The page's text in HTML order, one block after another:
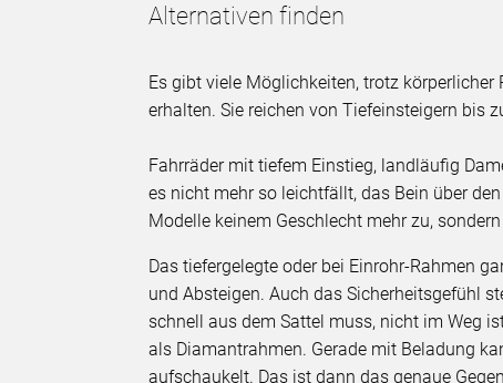
Alternativen finden
Es gibt viele Möglichkeiten, trotz
erhalten. Sie reichen von Tiefeinsteigern bis
Fahrräder mit tiefem Einstieg, landläufig
es nicht mehr so leichtfällt, das Bein über
Modelle keinem Geschlecht mehr zu,
Das tiefergelegte oder bei Einrohr-Rahmen
und Absteigen. Auch das Sicherheitsgefühl
schnell aus dem Sattel muss, nicht im Weg
als Diamantrahmen. Gerade mit Beladung
aufschaukelt. Das ist dann das genaue